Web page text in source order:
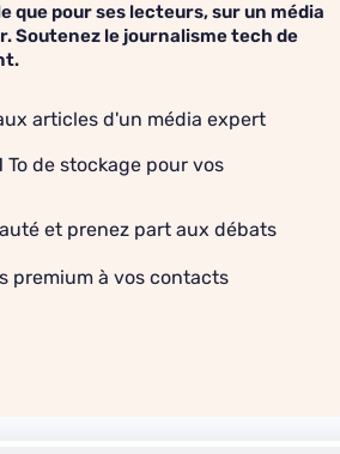
que pour ses lecteurs, sur un média
Soutenez le journalisme tech de
articles d'un média expert
To de stockage pour vos
et prenez part aux débats
premium à vos contacts